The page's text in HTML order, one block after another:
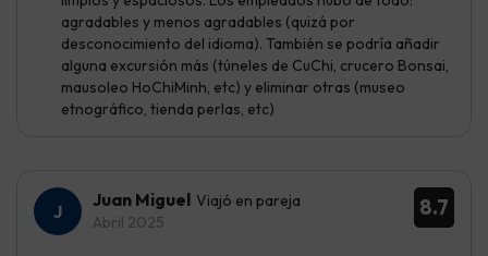
agradables y menos agradables (quizá por
desconocimiento del idioma). También se podría añadir
alguna excursión más (túneles de CuChi, crucero Bonsai,
mausoleo HoChiMinh, etc) y eliminar otras (museo
etnográfico, tienda perlas, etc)
8.7
Juan Miguel Viajó en pareja
Abril 2025